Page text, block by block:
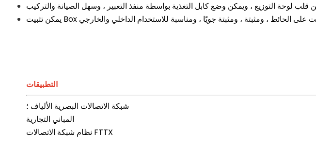
التطبيقات
شبكة الاتصالات البصرية الألياف ؛
المباني التجارية
نظام شبكة الاتصالات FTTX